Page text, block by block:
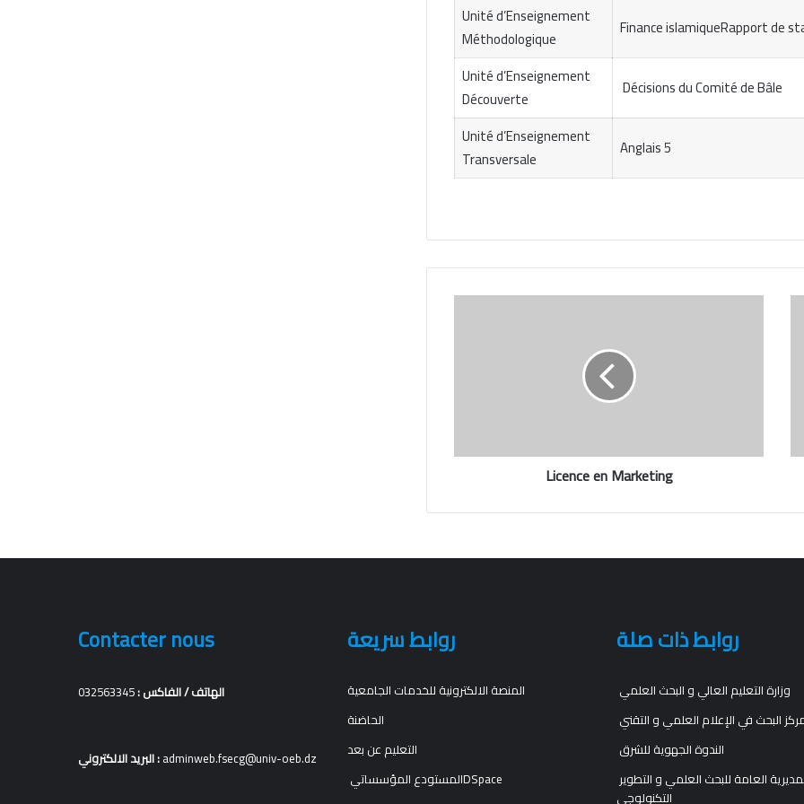
Unité d’Enseignement
Méthodologique
Finance islamiqueRapport de
Unité d’Enseignement
Découverte
Décisions du Comité de Bâle
Unité d’Enseignement
Transversale
Anglais 5
Licence en Marketing
Contacter nous
الهاتف / الفاكس :032563345
البريد الالكتروني :adminweb.fsecg@univ-oeb.dz
روابط سريعة
المنصة الالكترونية للخدمات الجامعية
الحاضنة
التعليم عن بعد
المستودع المؤسساتيDSpace
روابط ذات صلة
وزارة التعليم العالي و البحث العلمي
البحث في الإعلام العلمي و التقني
الندوة الجهوية للشرق
التكنولوجي